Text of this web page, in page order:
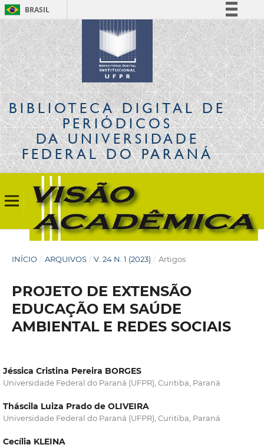
BRASIL
Simplifique!
Comunica BR
Participe
Acesso à informação
Legislação
Canais
BIBLIOTECA DIGITALDE
PERIÓDICOS
DA UNIVERSIDADE
FEDERAL DO PARANÁ
INÍCIO / ARQUIVOS / V. 24 N. 1 (2023) / Artigos
PROJETO DE EXTENSÃO
EDUCAÇÃO EM SAÚDE
AMBIENTAL E REDES SOCIAIS
Jéssica Cristina Pereira BORGES
Universidade Federal do Paraná (UFPR), Curitiba, Paraná
Tháscila Luiza Prado de OLIVEIRA
Universidade Federal do Paraná (UFPR), Curitiba, Paraná
Cecília KLEINA